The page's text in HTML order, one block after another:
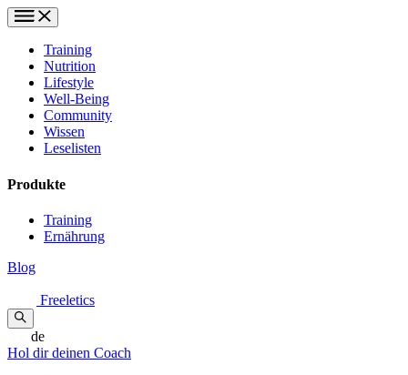
Training
Nutrition
Lifestyle
Well-Being
Community
Wissen
Leselisten
Produkte
Training
Ernährung
Blog
Freeletics
de
Hol dir deinen Coach